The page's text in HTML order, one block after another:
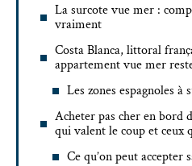
La surcote vue mer :
vraiment
Costa Blanca, littoral
appartement vue mer
Les zones espagnoles à
Acheter pas cher en bord
qui valent le coup et ceux
Ce qu’on peut accepter